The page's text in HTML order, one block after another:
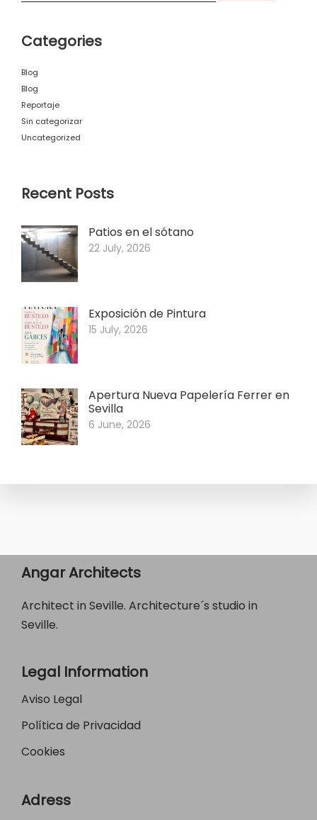
Categories
Blog
Blog
Reportaje
Sin categorizar
Uncategorized
Recent Posts
Patios en el sótano
22 July, 2026
Exposición de Pintura
15 July, 2026
Apertura Nueva Papelería Ferrer en
Sevilla
6 June, 2026
Angar Architects
Architect in Seville. Architecture´s studio in
Seville.
Legal Information
Aviso Legal
Política de Privacidad
Cookies
Adress